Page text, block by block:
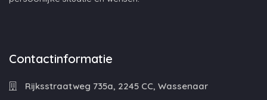
Contactinformatie
Rijksstraatweg 735a, 2245 CC, Wassenaar